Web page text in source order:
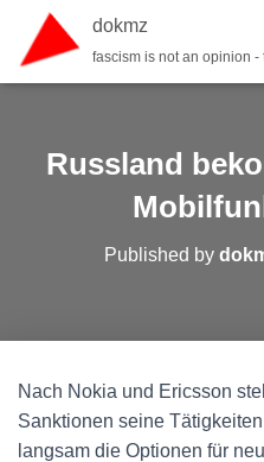
dokmz
fascism is not an opinion -
Russland
Published by
Nach Nokia und Ericsson
Sanktionen seine
langsam die Optionen für